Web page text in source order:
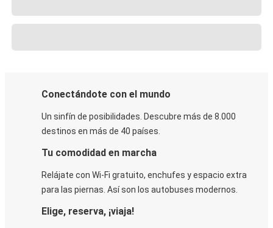
Conectándote con el mundo
Un sinfín de posibilidades. Descubre más de 8.000
destinos en más de 40 países.
Tu comodidad en marcha
Relájate con Wi-Fi gratuito, enchufes y espacio extra
para las piernas. Así son los autobuses modernos.
Elige, reserva, ¡viaja!